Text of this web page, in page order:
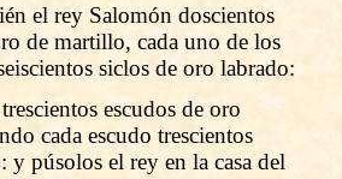
el rey Salomón doscientos
de martillo, cada uno de los
siclos de oro labrado:
escudos de oro
cada escudo trescientos
y púsolos el rey en la casa del